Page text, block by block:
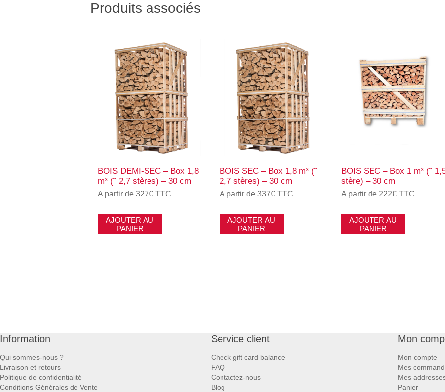
Produits associés
BOIS DEMI-SEC – Box 1,8
m³ (˜ 2,7 stères) – 30 cm
A partir de 327€ TTC
AJOUTER AU
PANIER
BOIS SEC – Box 1,8 m³ (˜
2,7 stères) – 30 cm
A partir de 337€ TTC
AJOUTER AU
PANIER
BOIS SEC – Box 1 m³ (˜
stère) – 30 cm
A partir de 222€ TTC
AJOUTER AU
PANIER
Information
Qui sommes-nous ?
Livraison et retours
Politique de confidentialité
Conditions Générales de Vente
Service client
Check gift card balance
FAQ
Contactez-nous
Blog
Mon
Mon compte
Mes
Mes
Panier